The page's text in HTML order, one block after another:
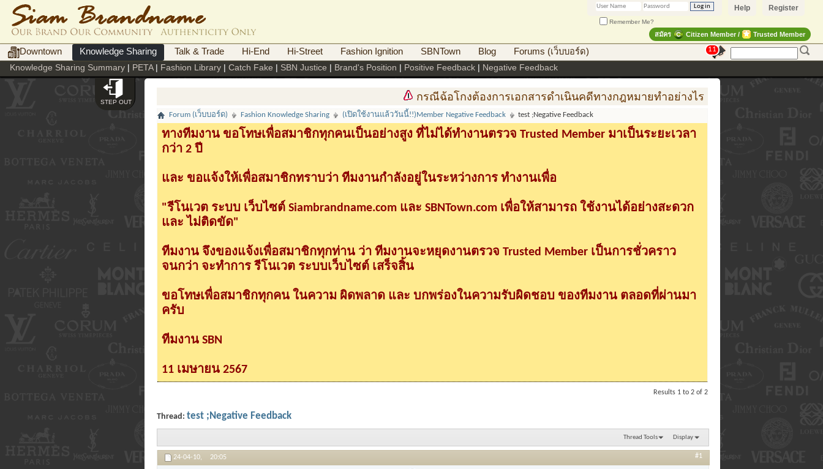
Register
Help
Remember Me?
สมัคร Citizen Member / Trusted Member
Downtown Knowledge Sharing Talk & Trade Hi-End Hi-Street Fashion Ignition SBNTown Blog Forums (เว็บบอร์ด) 11
Knowledge Sharing Summary | PETA| Fashion Library | Catch Fake | SBN Justice | Brand's Position | Positive Feedback | Negative Feedback
STEP OUT กรณีฉ้อโกงต้องการเอกสารดำเนินคดีทางกฎหมายทำอย่างไร
Forum (เว็บบอร์ด) Fashion Knowledge Sharing (เปิดใช้งานแล้ววันนี้!!)Member Negative Feedback test ;Negative Feedback
ทางทีมงาน ขอโทษเพื่อสมาชิกทุกคนเป็นอย่างสูง ที่ไม่ได้ทำงานตรวจ Trusted Member มาเป็นระยะเวลา
กว่า 2 ปี
และ ขอแจ้งให้เพื่อสมาชิกทราบว่า ทีมงานกำลังอยู่ในระหว่างการ ทำงานเพื่อ
"รีโนเวต ระบบ เว็บไซต์ Siambrandname.com และ SBNTown.com เพื่อให้สามารถ ใช้งานได้อย่างสะดวก
และ ไม่ติดขัด"
ทีมงาน จึงของแจ้งเพื่อสมาชิกทุกท่าน ว่า ทีมงานจะหยุดงานตรวจ Trusted Member เป็นการชั่วคราว
จนกว่า จะทำการ รีโนเวต ระบบเว็บไซต์ เสร็จสิ้น
ขอโทษเพื่อสมาชิกทุกคน ในความ ผิดพลาด และ บกพร่องในความรับผิดชอบ ของทีมงาน ตลอดที่ผ่านมา
ครับ
ทีมงาน SBN
11 เมษายน 2567
Results 1 to 2 of 2
Thread: test ;Negative Feedback
Thread Tools Display
24-04-10, 20:05 #1